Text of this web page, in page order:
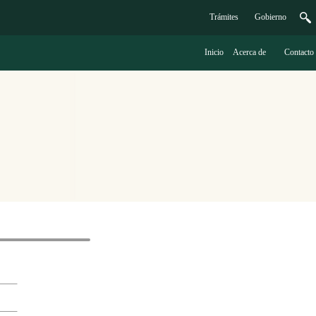
Trámites Gobierno
Inicio Acerca de Contacto